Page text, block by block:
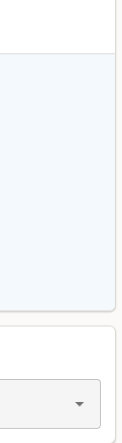
arrow_drop_down